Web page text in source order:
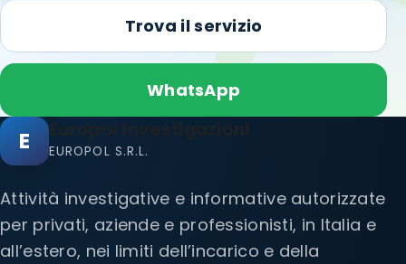
Trova il servizio
WhatsApp
E Europol Investigazioni
EUROPOL S.R.L.
Attività investigative e informative autorizzate
per privati, aziende e professionisti, in Italia e
all’estero, nei limiti dell’incarico e della